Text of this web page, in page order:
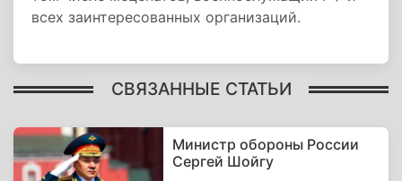
всех заинтересованных организаций.
СВЯЗАННЫЕ СТАТЬИ
Министр обороны России
Сергей Шойгу